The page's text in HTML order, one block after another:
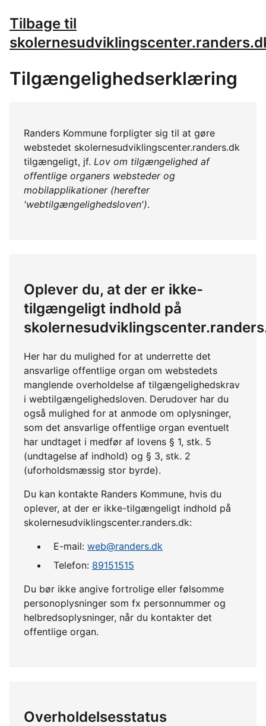
Tilbage til
Tilgængelighedserklæring
Randers Kommune forpligter sig til at gøre
webstedet skolernesudviklingscenter.randers.dk
tilgængeligt, jf. Lov om tilgængelighed af
offentlige organers websteder og
mobilapplikationer (herefter
'webtilgængelighedsloven').
Oplever du, at der er ikke-
tilgængeligt indhold på
Her har du mulighed for at underrette det
ansvarlige offentlige organ om webstedets
manglende overholdelse af tilgængelighedskrav
i webtilgængelighedsloven. Derudover har du
også mulighed for at anmode om oplysninger,
som det ansvarlige offentlige organ eventuelt
har undtaget i medfør af lovens § 1, stk. 5
(undtagelse af indhold) og § 3, stk. 2
(uforholdsmæssig stor byrde).
Du kan kontakte Randers Kommune, hvis du
oplever, at der er ikke-tilgængeligt indhold på
skolernesudviklingscenter.randers.dk:
E-mail: web@randers.dk
Telefon: 89151515
Du bør ikke angive fortrolige eller følsomme
personoplysninger som fx personnummer og
helbredsoplysninger, når du kontakter det
offentlige organ.
Overholdelsesstatus